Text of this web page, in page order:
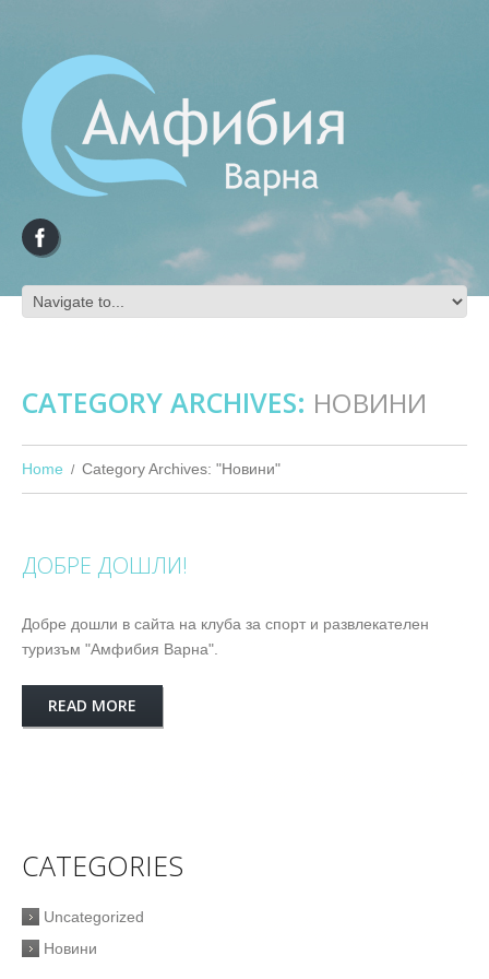
CATEGORY ARCHIVES: НОВИНИ
Home Category Archives: "Новини"
ДОБРЕ ДОШЛИ!
Добре дошли в сайта на клуба за спорт и развлекателен
туризъм "Амфибия Варна".
READ MORE
CATEGORIES
Uncategorized
Новини